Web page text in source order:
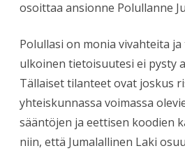
osoittaa ansionne Polullanne
Polullasi on monia vivahteita
ulkoinen tietoisuutesi ei pysty
Tällaiset tilanteet ovat joskus
yhteiskunnassa voimassa
sääntöjen ja eettisen koodien
niin, että Jumalallinen Laki